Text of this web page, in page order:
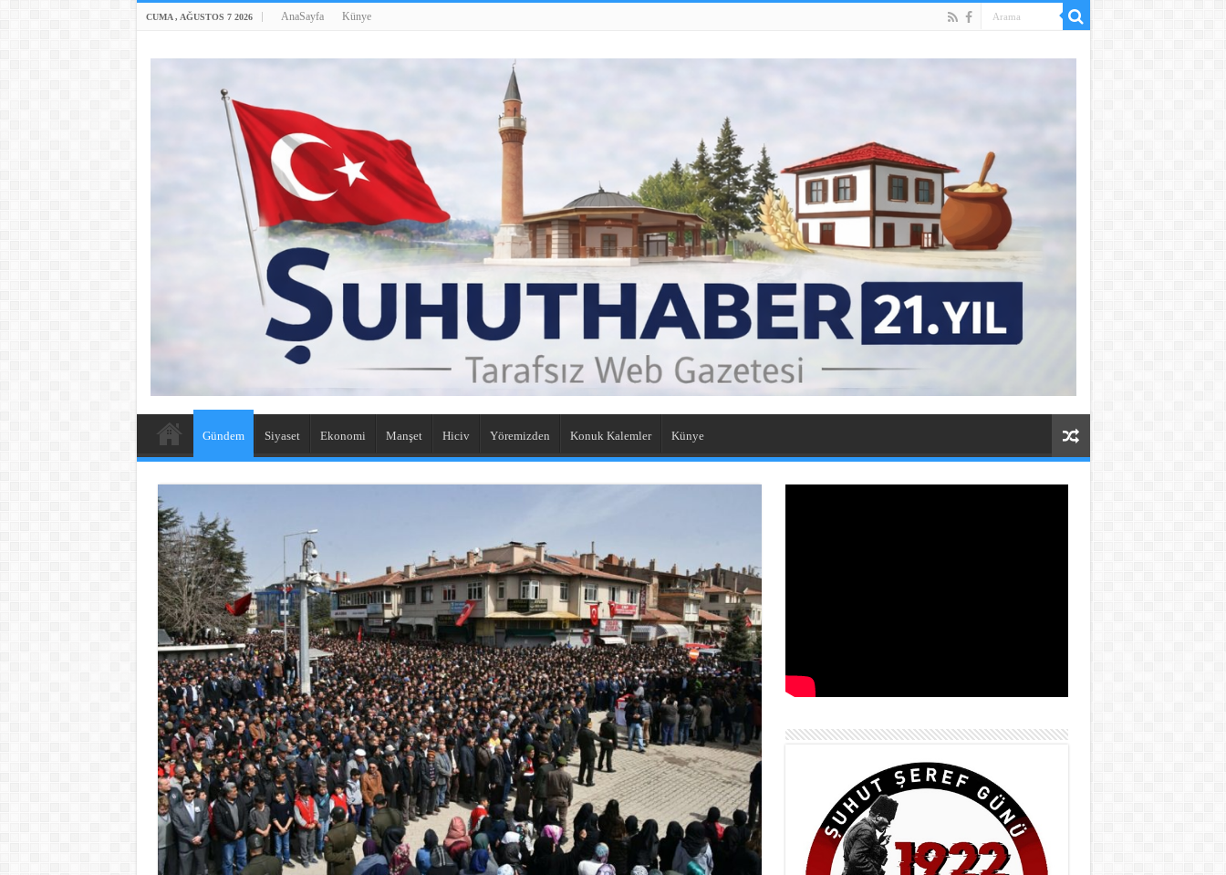
CUMA , AĞUSTOS 7 2026 AnaSayfa Künye
Gündem Siyaset Ekonomi Manşet Hiciv Yöremizden Konuk Kalemler Künye